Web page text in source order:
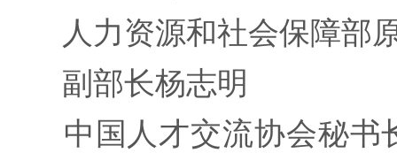
人力资源和社会保障部
副部长杨志明
中国人才交流协会秘书